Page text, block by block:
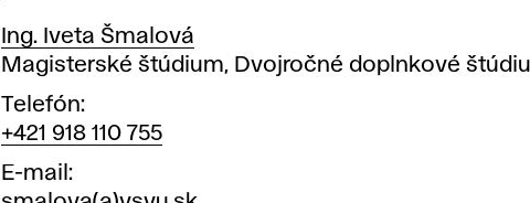
n
é
o
Ing. Iveta Šmalová
Pozícia
Magisterské štúdium, Dvojročné doplnkové
Telefón
+421 918 110 755
E-mail